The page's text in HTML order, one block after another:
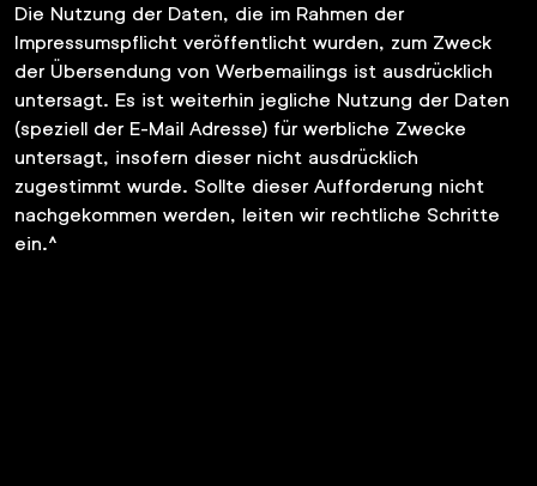
Die Nutzung der Daten, die im Rahmen der
Impressumspflicht veröffentlicht wurden, zum Zweck
der Übersendung von Werbemailings ist ausdrücklich
untersagt. Es ist weiterhin jegliche Nutzung der Daten
(speziell der E-Mail Adresse) für werbliche Zwecke
untersagt, insofern dieser nicht ausdrücklich
zugestimmt wurde. Sollte dieser Aufforderung nicht
nachgekommen werden, leiten wir rechtliche Schritte
ein.^